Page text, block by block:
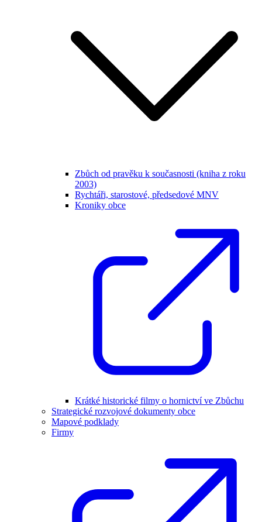
Zbůch od pravěku k současnosti (kniha z roku
2003)
Rychtáři, starostové, předsedové MNV
Kroniky obce
Krátké historické filmy o hornictví ve Zbůchu
Strategické rozvojové dokumenty obce
Mapové podklady
Firmy